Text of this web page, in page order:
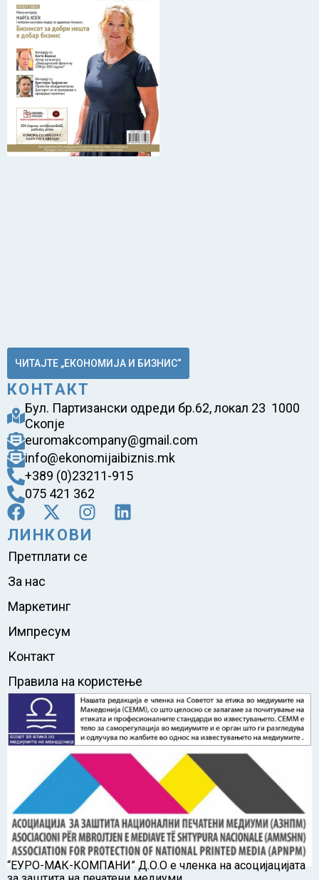
ЧИТАЈТЕ „ЕКОНОМИЈА И БИЗНИС“
КОНТАКТ
Бул. Партизански одреди бр.62, локал 23 1000
Скопје
euromakcompany@gmail.com
info@ekonomijaibiznis.mk
+389 (0)23211-915
075 421 362
ЛИНКОВИ
Претплати се
За нас
Маркетинг
Импресум
Контакт
Правила на користење
“ЕУРО-МАК-КОМПАНИ” Д.О.О е членка на асоцијацијата